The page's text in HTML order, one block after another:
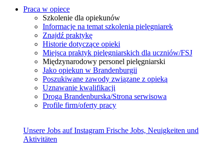
Praca w opiece
Szkolenie dla opiekunów
Informacje na temat szkolenia pielęgniarek
Znajdź praktykę
Historie dotyczące opieki
Miejsca praktyk pielęgniarskich dla uczniów/FSJ
Międzynarodowy personel pielęgniarski
Jako opiekun w Brandenburgii
Poszukiwane zawody związane z opieką
Uznawanie kwalifikacji
Droga Brandenburska/Strona serwisowa
Profile firm/oferty pracy
Unsere Jobs auf Instagram Frische Jobs, Neuigkeiten und
Aktivitäten